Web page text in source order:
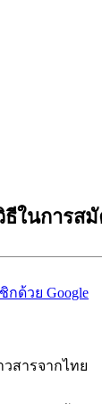
ธีในการส
ด้วย Google
สารจากไทย